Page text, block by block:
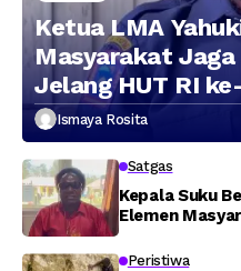
Ketua LMA
Masyarakat
Jelang HUT RI
Ismaya Rosita
Satgas
Kepala Suku
Elemen
Peristiwa